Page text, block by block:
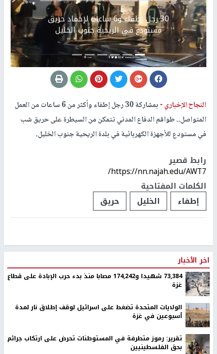
30 رجل إطفاء و6 ساعات لإخماد حريق
مستودع في الريحية جنوب الخليل
Previous التالي
النجاح الإخباري -
بمشاركة 30 رجل إطفاء وأكثر من 6 ساعات من العمل
المتواصل.. طواقم الدفاع المدني تتمكن من السيطرة على حريق شب
في مستودع للأجهزة الكهربائية في بلدة الريحية جنوب الخليل.
رابط قصير
https://nn.najah.edu/AWT7/
الكلمات المفتاحية
إطفاء
الخليل حريق
اخر الأخبار
73,384 شهيدا و174,242 مصابا منذ بدء حرب الإبادة على قطاع
غزة
الولايات المتحدة تضغط على اسرائيل لوقف إطلاق نار لمدة
أسبوعين في غزة
تقرير: رموز متطرفة في المستوطنات تحرض على ارتكاب جرائم
بحق الفلسطينيين